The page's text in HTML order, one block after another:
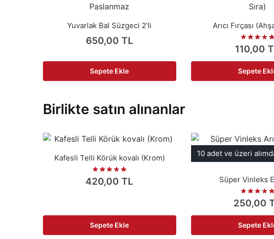
Yuvarlak Bal Süzgeci 2’li
650,00 TL
Sepete Ekle
Arıcı Fırçası
110,00
Sepete
Birlikte satın alınanlar
Kafesli Telli Körük kovalı (Krom)
420,00TL
Sepete Ekle
10 adet ve üzeri
Süper Vinleks
250,00
Sepete